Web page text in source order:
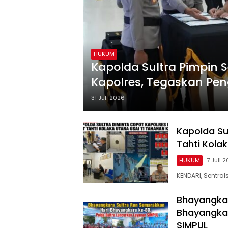
HUKUM
Kapolda Sultra Pimpin
Kapolres, Tegaskan
Masyarakat
31 Juli 2026
Kapolda
Tahti
HUKUM 7 Juli
KENDARI,
SIMPUL